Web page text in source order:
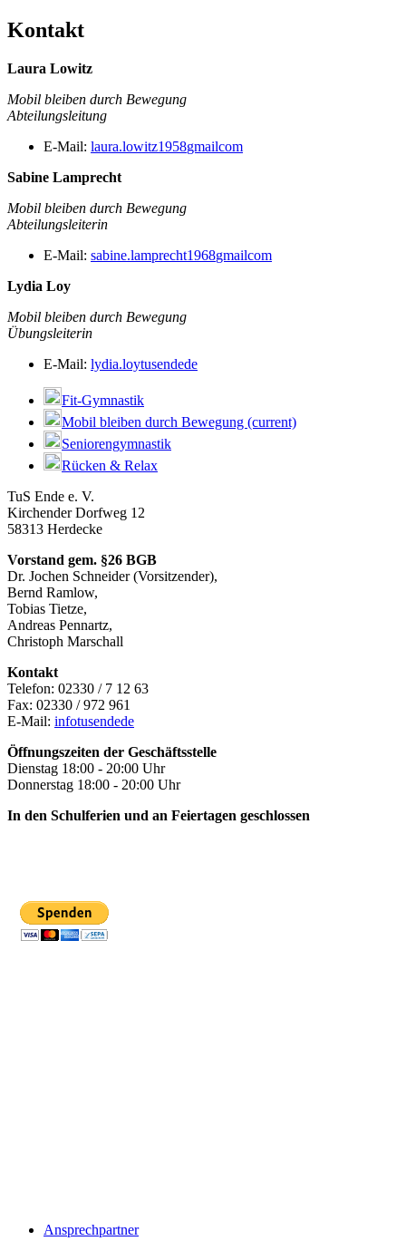
Kontakt
Laura Lowitz
Mobil bleiben durch Bewegung
Abteilungsleitung
E-Mail: laura.lowitz1958gmailcom
Sabine Lamprecht
Mobil bleiben durch Bewegung
Abteilungsleiterin
E-Mail: sabine.lamprecht1968gmailcom
Lydia Loy
Mobil bleiben durch Bewegung
Übungsleiterin
E-Mail: lydia.loytusendede
Fit-Gymnastik
Mobil bleiben durch Bewegung (current)
Seniorengymnastik
Rücken & Relax
TuS Ende e. V.
Kirchender Dorfweg 12
58313 Herdecke
Vorstand gem. §26 BGB
Dr. Jochen Schneider (Vorsitzender),
Bernd Ramlow,
Tobias Tietze,
Andreas Pennartz,
Christoph Marschall
Kontakt
Telefon: 02330 / 7 12 63
Fax: 02330 / 972 961
E-Mail: infotusendede
Öffnungszeiten der Geschäftsstelle
Dienstag 18:00 - 20:00 Uhr
Donnerstag 18:00 - 20:00 Uhr
In den Schulferien und an Feiertagen geschlossen
Ansprechpartner